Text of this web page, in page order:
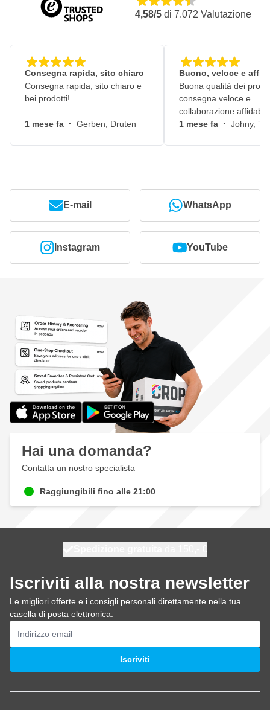
4,58/5 di 7.072 Valutazione
Consegna rapida, sito chiaro
Consegna rapida, sito chiaro e
bei prodotti!
1 mese fa · Gerben, Druten
Buono, veloce e
Buona qualità dei
consegna veloce e
collaborazione
1 mese fa · Johny,
E-mail WhatsApp
Instagram YouTube
Hai una domanda?
Contatta un nostro specialista
Raggiungibili fino alle 21:00
Iscriviti alla nostra newsletter
Le migliori offerte e i consigli personali direttamente nella tua
casella di posta elettronica.
Indirizzo email
Iscriviti